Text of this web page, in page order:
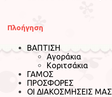
Πλοήγηση
ΒΑΠΤΙΣΗ
Αγοράκια
Κοριτσάκια
ΓΑΜΟΣ
ΠΡΟΣΦΟΡΕΣ
ΟΙ ΔΙΑΚΟΣΜΗΣΕΙΣ ΜΑΣ